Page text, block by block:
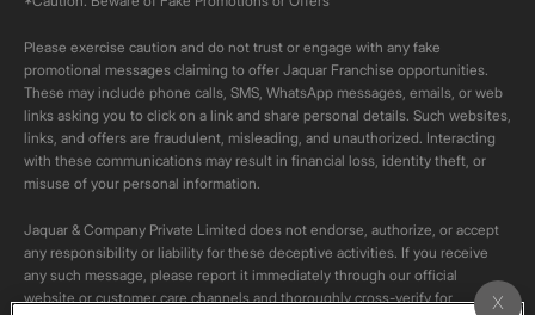
Please exercise caution and do not trust or engage with any fake
promotional messages claiming to offer Jaquar Franchise opportunities.
These may include phone calls, SMS, WhatsApp messages, emails, or web
links asking you to click on a link and share personal details. Such websites,
links, and offers are fraudulent, misleading, and unauthorized. Interacting
with these communications may result in financial loss, identity theft, or
misuse of your personal information.
Jaquar & Company Private Limited does not endorse, authorize, or accept
any responsibility or liability for these deceptive activities. If you receive
any such message, please report it immediately through our official
website or customer care channels and thoroughly cross-verify for